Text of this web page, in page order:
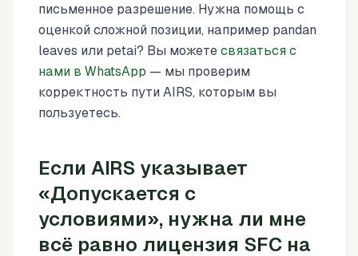
письменное разрешение. Нужна помощь с
оценкой сложной позиции, например pandan
leaves или petai? Вы можете связаться с
нами в WhatsApp — мы проверим
корректность пути AIRS, которым вы
пользуетесь.
Если AIRS указывает
«Допускается с
условиями», нужна ли мне
всё равно лицензия SFC на